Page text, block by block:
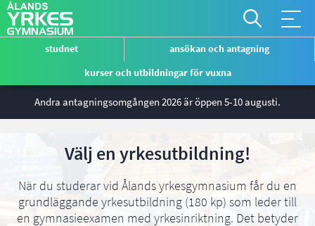
till
Andra antagningsomgången 2026 är öppen 5-10 augusti.
Genvägsmeny
ÅYG
studnet
ansökan och antagning
kurser och utbildningar för vuxna
*
global
Välj en yrkesutbildning!
När du studerar vid Ålands yrkesgymnasium får du en
grundläggande yrkesutbildning (180 kp) som leder till
en gymnasieexamen med yrkesinriktning. Det betyder